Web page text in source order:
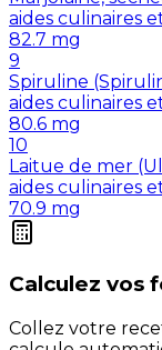
aides culinaires
82.7 mg
9
Spiruline
aides culinaires
80.6 mg
10
Laitue de mer
aides culinaires
70.9 mg
Calculez vos
Collez votre